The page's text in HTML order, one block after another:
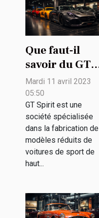
Que faut-il
savoir du GT
Spirit sur sa
passion pour
les voitures
d'exception ?
Mardi 11 avril 2023
05:50
GT Spirit est une
société spécialisée
dans la fabrication de
modèles réduits de
voitures de sport de
haut...